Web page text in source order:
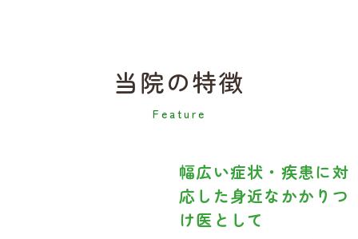
当院の特徴
幅広い症状・疾患に対
応した身近なかかりつ
け医として